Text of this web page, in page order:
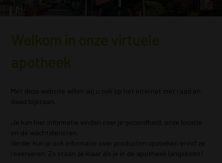
Met deze website willen wij u ook op het internet met raad en
daad bijstaan.
Je kan hier informatie vinden over je gezondheid, onze locatie
en de wachtdiensten.
Verder kun je ook informatie over producten opzoeken en/of ze
reserveren. Zo staan ze klaar als je in de apotheek langskomt!